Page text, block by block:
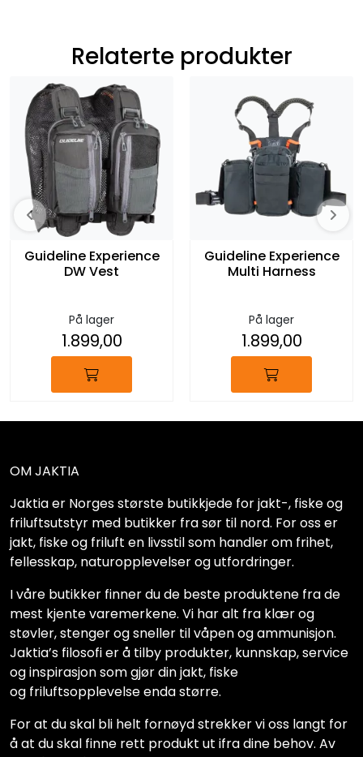
Relaterte produkter
Guideline Experience
DW Vest
På lager
1.899,00
Guideline Experience
Multi Harness
På lager
1.899,00
OM JAKTIA
Jaktia er Norges største butikkjede for jakt-, fiske og
friluftsutstyr med butikker fra sør til nord. For oss er
jakt, fiske og friluft en livsstil som handler om frihet,
fellesskap, naturopplevelser og utfordringer.
I våre butikker finner du de beste produktene fra de
mest kjente varemerkene. Vi har alt fra klær og
støvler, stenger og sneller til våpen og ammunisjon.
Jaktia’s filosofi er å tilby produkter, kunnskap, service
og inspirasjon som gjør din jakt, fiske
og friluftsopplevelse enda større.
For at du skal bli helt fornøyd strekker vi oss langt for
å at du skal finne rett produkt ut ifra dine behov. Av